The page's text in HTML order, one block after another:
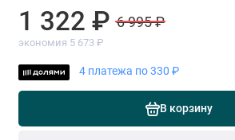
1 322 ₽ 6 995 ₽
экономия 5 673 ₽
4 платежа по 330 ₽
В корзину